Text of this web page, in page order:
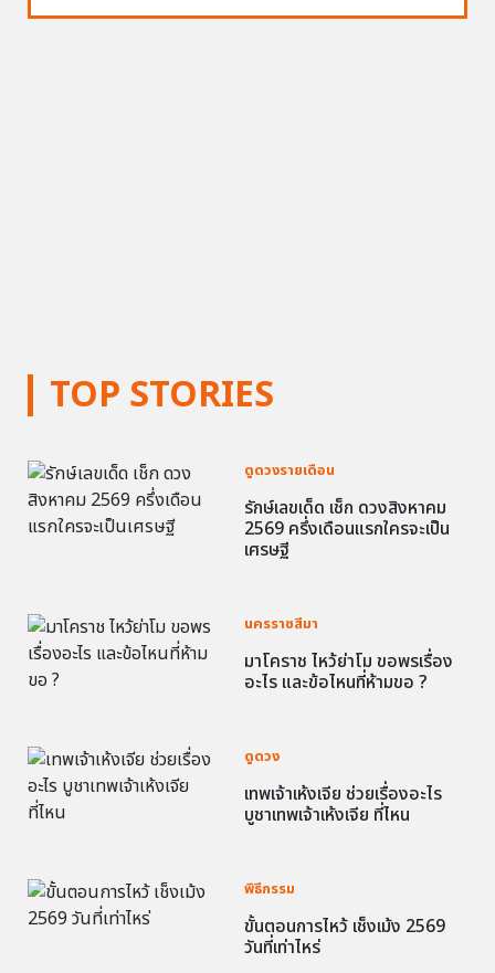
TOP STORIES
ดูดวงรายเดือน
รักษ์เลขเด็ด เช็ก ดวงสิงหาคม
2569 ครึ่งเดือนแรกใครจะเป็น
เศรษฐี
นครราชสีมา
มาโคราช ไหว้ย่าโม ขอพรเรื่อง
อะไร และข้อไหนที่ห้ามขอ ?
ดูดวง
เทพเจ้าเห้งเจีย ช่วยเรื่องอะไร
บูชาเทพเจ้าเห้งเจีย ที่ไหน
พิธีกรรม
ขั้นตอนการไหว้ เช็งเม้ง 2569
วันที่เท่าไหร่